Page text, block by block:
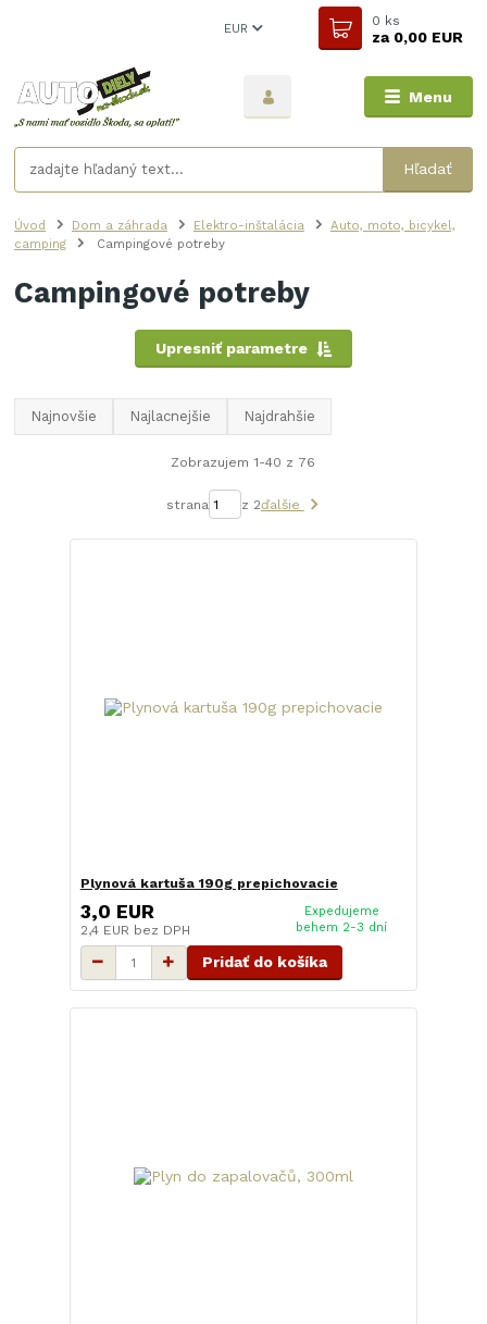
Menu
EUR
Hľadať
0 ks
za0,00 EUR
Úvod Dom a záhrada Elektro-inštalácia
Auto, moto, bicykel,
camping
Campingové potreby
Campingové potreby
Upresniť parametre
Najnovšie Najlacnejšie Najdrahšie
Zobrazujem 1-40 z 76
strana z 2ďalšie
Plynová kartuša 190g prepichovacie
3,0 EUR
2,4 EUR bez DPH
Expedujeme
behem 2-3 dní
Pridať do košíka